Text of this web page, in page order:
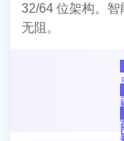
32/64 位架构。
无阻。